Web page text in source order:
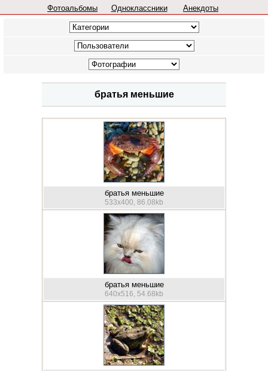
Фотоальбомы Одноклассники Анекдоты
братья меньшие
братья меньшие
533x400, 86.08kb
братья меньшие
640x516, 54.68kb